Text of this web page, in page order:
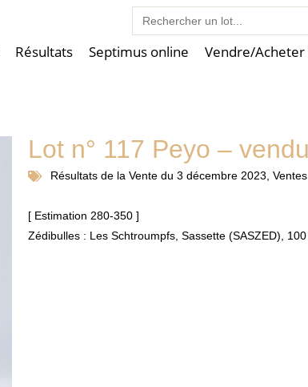
Search
for:
Résultats Septimus online Vendre/Acheter
Lot n° 117 Peyo –
Résultats de la Vente du 3 décembre 2023
[ Estimation 280-350 ]
Zédibulles : Les Schtroumpfs, Sassette (SASZED),